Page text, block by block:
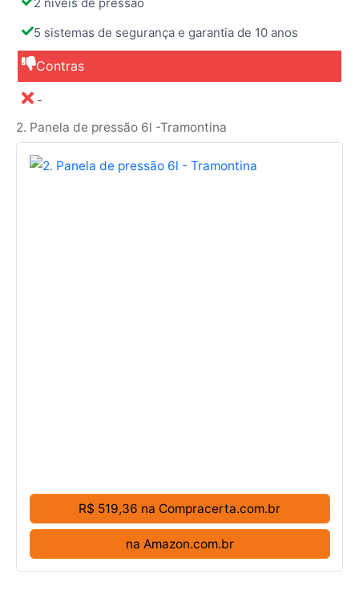
5 sistemas de segurança e garantia de 10 anos
Contras
-
2. Panela de pressão 6l -Tramontina
R$ 519,36 na Compracerta.com.br
na Amazon.com.br